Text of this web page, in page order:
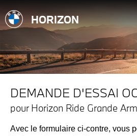
HORIZON
DEMANDE D'ESSAI
pour Horizon Ride Grande
Avec le formulaire ci-contre, vous